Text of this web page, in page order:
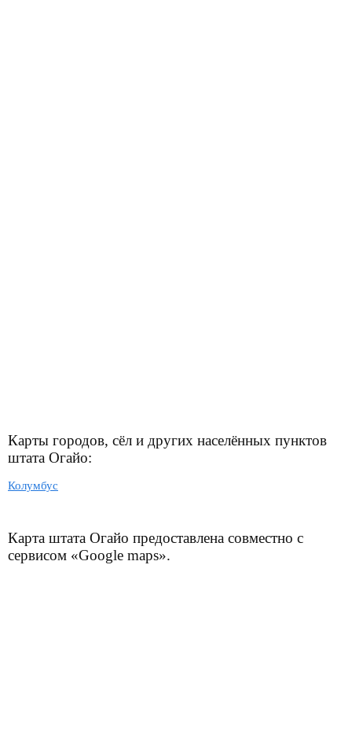
Карты городов, сёл и других населённых пунктов
штата Огайо:
Колумбус
Карта штата Огайо предоставлена совместно с
сервисом «Google maps».